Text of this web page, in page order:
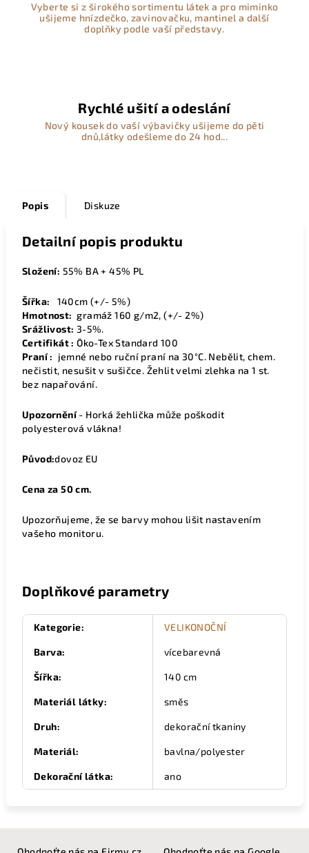
Vyberte si z širokého sortimentu látek a pro miminko
ušijeme hnízdečko, zavinovačku, mantinel a další
doplňky podle vaší představy.
Rychlé ušití a odeslání
Nový kousek do vaší výbavičky ušijeme do pěti
dnů,látky odešleme do 24 hod...
Popis Diskuze
Detailní popis produktu
Složení: 55% BA + 45% PL
Šířka: 140cm (+/- 5%)
Hmotnost: gramáž 160 g/m2, (+/- 2%)
Srážlivost: 3-5%.
Certifikát : Öko-Tex Standard 100
Praní : jemné nebo ruční praní na 30°C. Nebělit, chem.
nečistit, nesušit v sušičce. Žehlit velmi zlehka na 1 st.
bez napařování.
Upozornění- Horká žehlička může poškodit
polyesterová vlákna!
Původ:dovoz EU
Cena za 50 cm.
Upozorňujeme, že se barvy mohou lišit nastavením
vašeho monitoru.
Doplňkové parametry
Kategorie: VELIKONOČNÍ
Barva: vícebarevná
Šířka: 140 cm
Materiál látky: směs
Druh: dekorační tkaniny
Materiál: bavlna/polyester
Dekorační látka: ano